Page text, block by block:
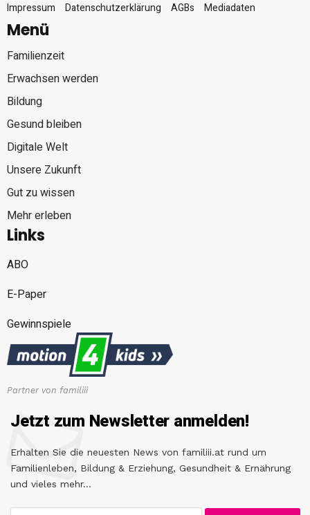
Impressum
Datenschutzerklärung AGBs Mediadaten
Menü
Familienzeit
Erwachsen werden
Bildung
Gesund bleiben
Digitale Welt
Unsere Zukunft
Gut zu wissen
Mehr erleben
Links
ABO
E-Paper
Gewinnspiele
Partner von familiii
Jetzt zum Newsletter anmelden!
Erhalten Sie die neuesten News von familiii.at rund um
Familienleben, Bildung & Erziehung, Gesundheit & Ernährung
und vieles mehr...